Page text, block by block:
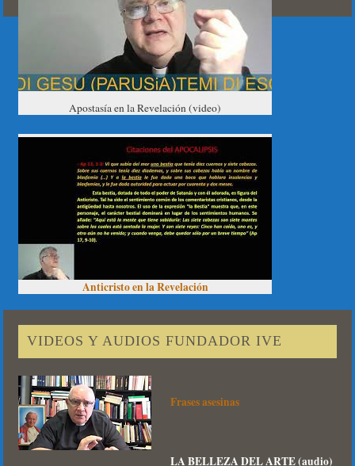
Apostasía en la Revelación (video)
Anticristo en la Revelación
VIDEOS Y AUDIOS FUNDADOR IVE
Frases asesinas
LA BELLEZA DEL ARTE (audio)